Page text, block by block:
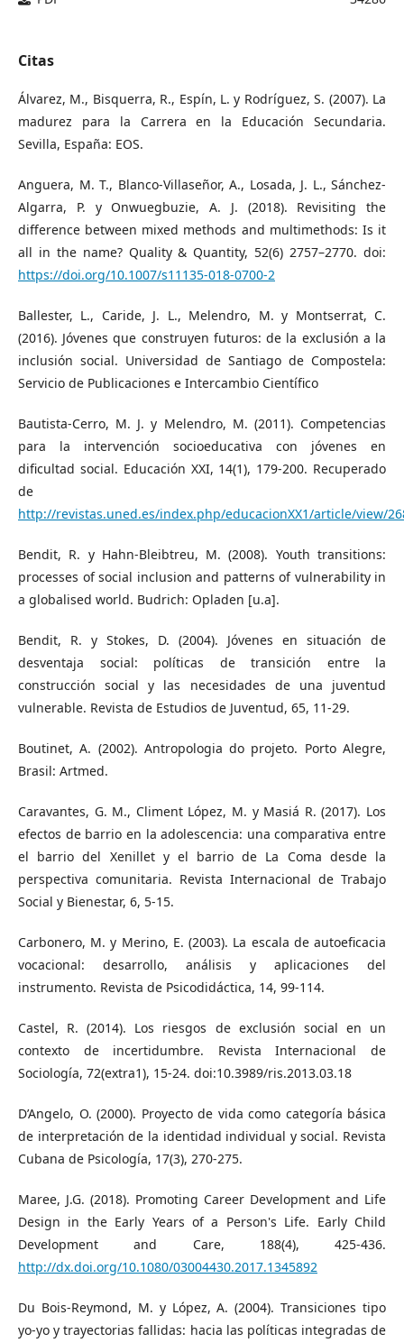
Citas
Álvarez, M., Bisquerra, R., Espín, L. y Rodríguez, S. (2007). La
madurez para la Carrera en la Educación Secundaria.
Sevilla, España: EOS.
Anguera, M. T., Blanco-Villaseñor, A., Losada, J. L., Sánchez-
Algarra, P. y Onwuegbuzie, A. J. (2018). Revisiting the
difference between mixed methods and multimethods: Is it
all in the name? Quality & Quantity, 52(6) 2757–2770. doi:
https://doi.org/10.1007/s11135-018-0700-2
Ballester, L., Caride, J. L., Melendro, M. y Montserrat, C.
(2016). Jóvenes que construyen futuros: de la exclusión a la
inclusión social. Universidad de Santiago de Compostela:
Servicio de Publicaciones e Intercambio Científico
Bautista-Cerro, M. J. y Melendro, M. (2011). Competencias
para la intervención socioeducativa con jóvenes en
dificultad social. Educación XXI, 14(1), 179-200. Recuperado
de
http://revistas.uned.es/index.php/educacionXX1/article/view/
Bendit, R. y Hahn-Bleibtreu, M. (2008). Youth transitions:
processes of social inclusion and patterns of vulnerability in
a globalised world. Budrich: Opladen [u.a].
Bendit, R. y Stokes, D. (2004). Jóvenes en situación de
desventaja social: políticas de transición entre la
construcción social y las necesidades de una juventud
vulnerable. Revista de Estudios de Juventud, 65, 11-29.
Boutinet, A. (2002). Antropologia do projeto. Porto Alegre,
Brasil: Artmed.
Caravantes, G. M., Climent López, M. y Masiá R. (2017). Los
efectos de barrio en la adolescencia: una comparativa entre
el barrio del Xenillet y el barrio de La Coma desde la
perspectiva comunitaria. Revista Internacional de Trabajo
Social y Bienestar, 6, 5-15.
Carbonero, M. y Merino, E. (2003). La escala de autoeficacia
vocacional: desarrollo, análisis y aplicaciones del
instrumento. Revista de Psicodidáctica, 14, 99-114.
Castel, R. (2014). Los riesgos de exclusión social en un
contexto de incertidumbre. Revista Internacional de
Sociología, 72(extra1), 15-24. doi:10.3989/ris.2013.03.18
D’Angelo, O. (2000). Proyecto de vida como categoría básica
de interpretación de la identidad individual y social. Revista
Cubana de Psicología, 17(3), 270-275.
Maree, J.G. (2018). Promoting Career Development and Life
Design in the Early Years of a Person's Life. Early Child
Development and Care, 188(4), 425-436.
http://dx.doi.org/10.1080/03004430.2017.1345892
Du Bois-Reymond, M. y López, A. (2004). Transiciones tipo
yo-yo y trayectorias fallidas: hacia las políticas integradas de